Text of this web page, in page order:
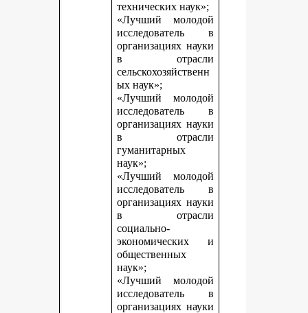
технических наук»;
«Лучший молодой
исследователь в
организациях науки
в отрасли
сельскохозяйственн
ых наук»;
«Лучший молодой
исследователь в
организациях науки
в отрасли
гуманитарных
наук»;
«Лучший молодой
исследователь в
организациях науки
в отрасли
социально-
экономических и
общественных
наук»;
«Лучший молодой
исследователь в
организациях науки